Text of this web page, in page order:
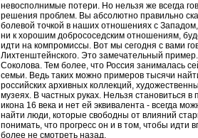
невосполнимые потери. Но нельзя же всегда
решения проблем. Вы абсолютно правильно
болевой точкой в наших отношениях с
ни к хорошим добрососедским отношениям,
идти на компромиссы. Вот мы сегодня с вами
Лихтенштейнского. Это замечательный
Соколова. Тем более, что Россия занималась
семьи. Ведь таких можно примеров тысячи
российских архивных коллекций,
музеях. В частных руках. Нельзя становиться в
икона 16 века и нет ей эквивалента - всегда
найти люди, которые свободны от влияний
понимать, что прогресс он и в том, чтобы идти
более не смотреть назад.